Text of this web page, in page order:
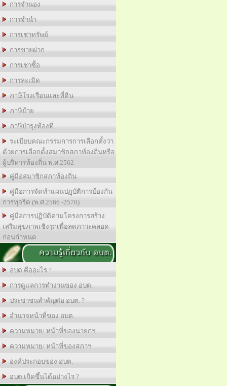
การจำนอง
การจำนำ
การเช่าทรัพย์
การขายฝาก
การเช่าซื้อ
การละเมิด
ภาษีโรงเรือนและที่ดิน
ภาษีป้าย
ภาษีบำรุงท้องที่
ระเบียบคณะกรรมการการเลือกตั้งว่า
ด้วยการเลือกตั้งสมาชิกสภาท้องถิ่นหรือ
ผู้บริหารท้องถิ่น พ.ศ.2562
คู่มือสมาชิกสภาท้องถิ่น
คู่มือการจัดทำแผนปฏฺบัติการป้องกัน
การทุจริต (พ.ศ.2566 -2570)
คู่มือการปฺฏิบัติตามโครงการสร้าง
เสริมสุขภาพเชิงรุกเพื่อลดภาวะคลอด
ก่อนกำหนด
ความรู้เกี่ยวกับ อบต.
อบต.คืออะไร ?
การดูแลการทำงานของ อบต.
ประชาชนสำคัญต่อ อบต. ?
อำนาจหน้าที่ของ อบต.
ความหมาย/ หน้าที่ของนายกฯ
ความหมาย/ หน้าที่ของสภาฯ
องค์ประกอบของ อบต.
อบต.เกิดขึ้นได้อย่างไร ?